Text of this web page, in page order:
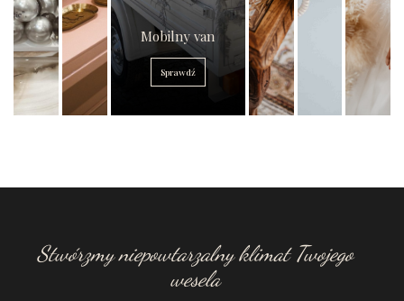
Mobilny van
Sprawdź
Stwórzmy niepowtarzalny klimat Twojego
wesela